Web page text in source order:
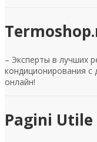
– Эксперты в лучших
кондиционирования с
онлайн!
Pagini Utile